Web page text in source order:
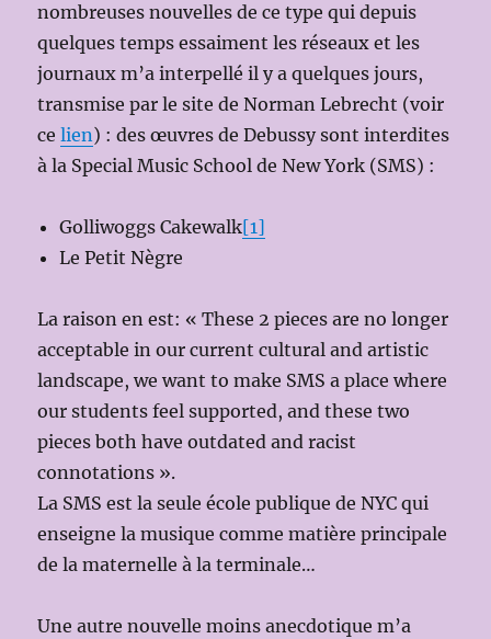
nombreuses nouvelles de ce type qui depuis
quelques temps essaiment les réseaux et les
journaux m’a interpellé il y a quelques jours,
transmise par le site de Norman Lebrecht (voir
celien) : des œuvres de Debussy sont interdites
à la Special Music School de New York (SMS) :
Golliwoggs Cakewalk[1]
Le Petit Nègre
La raison en est: « These 2 pieces are no longer
acceptable in our current cultural and artistic
landscape, we want to make SMS a place where
our students feel supported, and these two
pieces both have outdated and racist
connotations ».
La SMS est la seule école publique de NYC qui
enseigne la musique comme matière principale
de la maternelle à la terminale…
Une autre nouvelle moins anecdotique m’a